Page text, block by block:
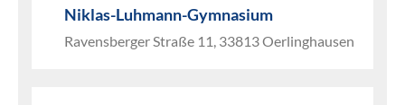
Niklas-Luhmann-Gymnasium
Ravensberger Straße 11, 33813 Oerlinghausen